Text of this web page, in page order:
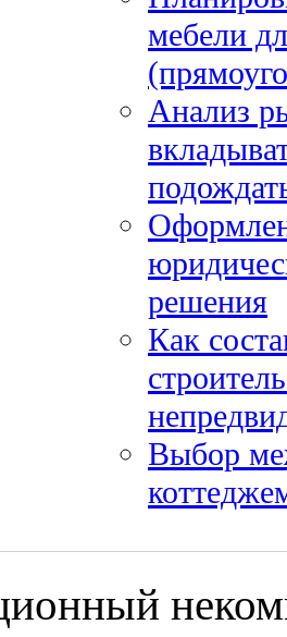
мебели
Анализ
решения
Как
Выбор